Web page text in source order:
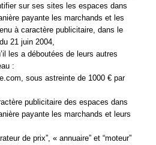
sur ses sites les espaces dans
payante les marchands et les
à caractère publicitaire, dans le
21 juin 2004,
les a déboutées de leurs autres
:
sous astreinte de 1000 € par
publicitaire des espaces dans
payante les marchands et leurs
de prix”, « annuaire” et “moteur”